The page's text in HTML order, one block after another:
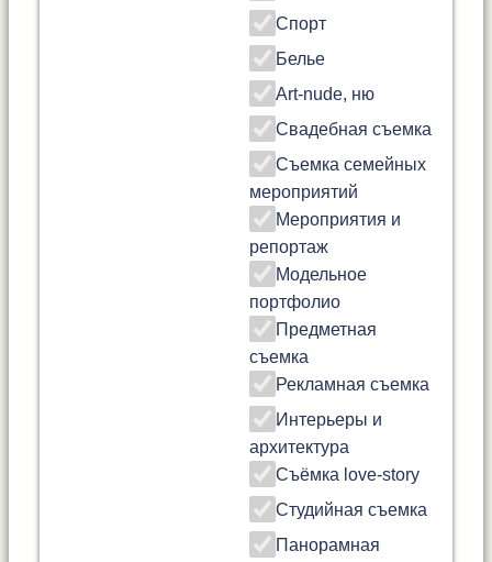
Спорт
Белье
Art-nude, ню
Свадебная съемка
Съемка семейных
мероприятий
Мероприятия и
репортаж
Модельное
портфолио
Предметная
съемка
Рекламная съемка
Интерьеры и
архитектура
Съёмка love-story
Студийная съемка
Панорамная